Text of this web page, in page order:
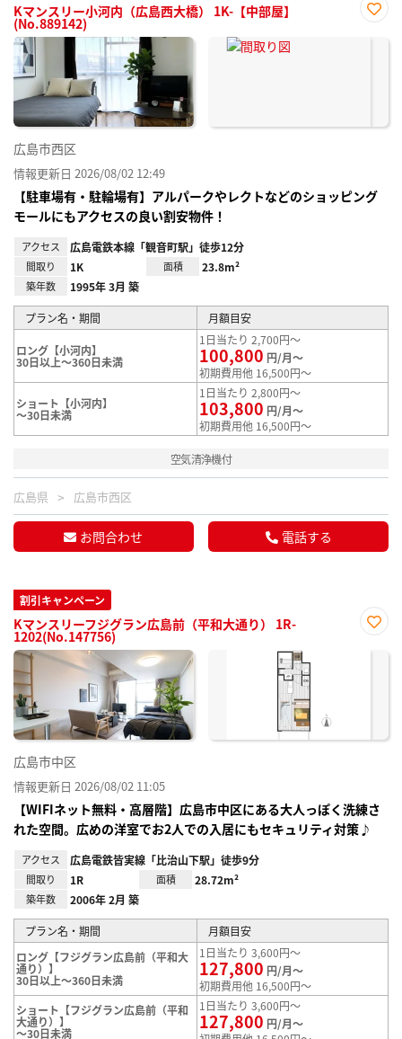
Kマンスリー小河内（広島西大橋） 1K-【中部屋】
(No.889142)
に入
広島市西区
情報更新日 2026/08/02 12:49
【駐車場有・駐輪場有】アルパークやレクトなどのショッピング
モールにもアクセスの良い割安物件！
アクセス 広島電鉄本線「観音町駅」徒歩12分
間取り 1K 面積 23.8m²
築年数 1995年 3月 築
プラン名・期間 月額目安
ロング【小河内】
30日以上～360日未満
1日当たり 2,700円～
100,800 円/月～
初期費用他 16,500円～
ショート【小河内】
～30日未満
1日当たり 2,800円～
103,800 円/月～
初期費用他 16,500円～
空気清浄機付
広島県 広島市西区
お問合わせ 電話する
割引キャンペーン
Kマンスリーフジグラン広島前（平和大通り） 1R-
1202(No.147756)
に入
広島市中区
情報更新日 2026/08/02 11:05
【WIFIネット無料・高層階】広島市中区にある大人っぽく洗練さ
れた空間。広めの洋室でお2人での入居にもセキュリティ対策♪
アクセス 広島電鉄皆実線「比治山下駅」徒歩9分
間取り 1R 面積 28.72m²
築年数 2006年 2月 築
プラン名・期間
月額目安
ロング【フジグラン広島前（平和大
通り）】
30日以上～360日未満
1日当たり 3,600円～
127,800 円/月～
初期費用他 16,500円～
ショート【フジグラン広島前（平和
大通り）】
～30日未満
1日当たり 3,600円～
127,800 円/月～